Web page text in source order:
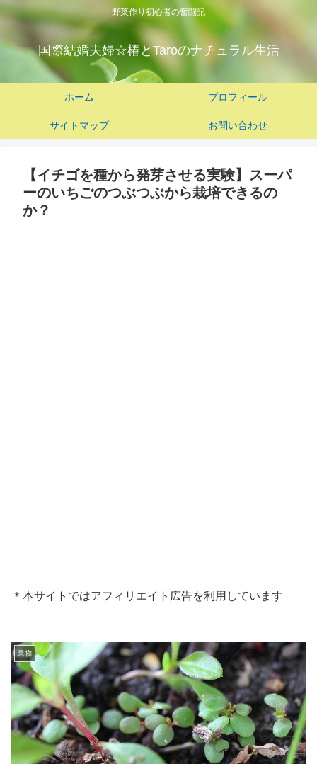
野菜作り初心者の奮闘記
国際結婚夫婦☆椿とTaroのナチュラル生活
ホーム プロフィール
サイトマップ お問い合わせ
【イチゴを種から発芽させる実験】スーパ
ーのいちごのつぶつぶから栽培できるの
か？
＊本サイトではアフィリエイト広告を利用しています
果物